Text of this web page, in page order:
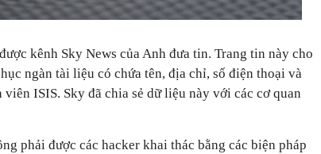
kênh Sky News của Anh đưa tin. Trang tin này cho
ngàn tài liệu có chứa tên, địa chỉ, số điện thoại và
viên ISIS. Sky đã chia sẻ dữ liệu này với các cơ quan
phải được các hacker khai thác bằng các biện pháp